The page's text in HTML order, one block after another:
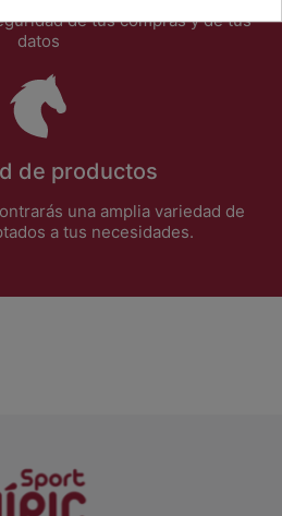
de tus compras y de tus
datos
de productos
una amplia variedad de
a tus necesidades.